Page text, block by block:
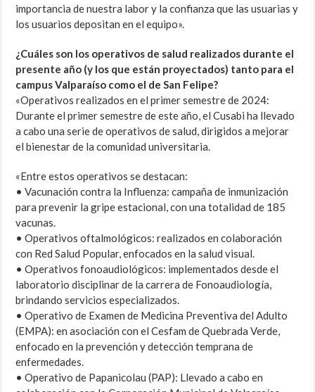
importancia de nuestra labor y la confianza que las usuarias y
los usuarios depositan en el equipo».
¿Cuáles son los operativos de salud realizados durante el
presente año (y los que están proyectados) tanto para el
campus Valparaíso como el de San Felipe?
«Operativos realizados en el primer semestre de 2024:
Durante el primer semestre de este año, el Cusabi ha llevado
a cabo una serie de operativos de salud, dirigidos a mejorar
el bienestar de la comunidad universitaria.
«Entre estos operativos se destacan:
• Vacunación contra la Influenza: campaña de inmunización
para prevenir la gripe estacional, con una totalidad de 185
vacunas.
• Operativos oftalmológicos: realizados en colaboración
con Red Salud Popular, enfocados en la salud visual.
• Operativos fonoaudiológicos: implementados desde el
laboratorio disciplinar de la carrera de Fonoaudiología,
brindando servicios especializados.
• Operativo de Examen de Medicina Preventiva del Adulto
(EMPA): en asociación con el Cesfam de Quebrada Verde,
enfocado en la prevención y detección temprana de
enfermedades.
• Operativo de Papanicolau (PAP): Llevado a cabo en